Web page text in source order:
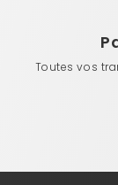
Toutes vos